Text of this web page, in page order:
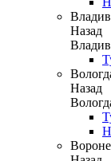
Назад
Назад